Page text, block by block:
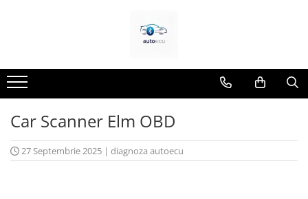
Testere VAG ( VW, Audi, Seat,
Skoda)
Testere BMW
Testere Dacia si Renault
Testere Ford si Mazda
Carcase chei
Chip Transponder
Car Scanner Elm OBD
27 Septembrie 2025 | diagnoza autoecu